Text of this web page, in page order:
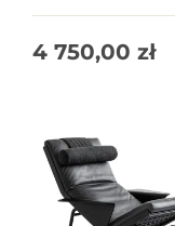
4 750,00 zł